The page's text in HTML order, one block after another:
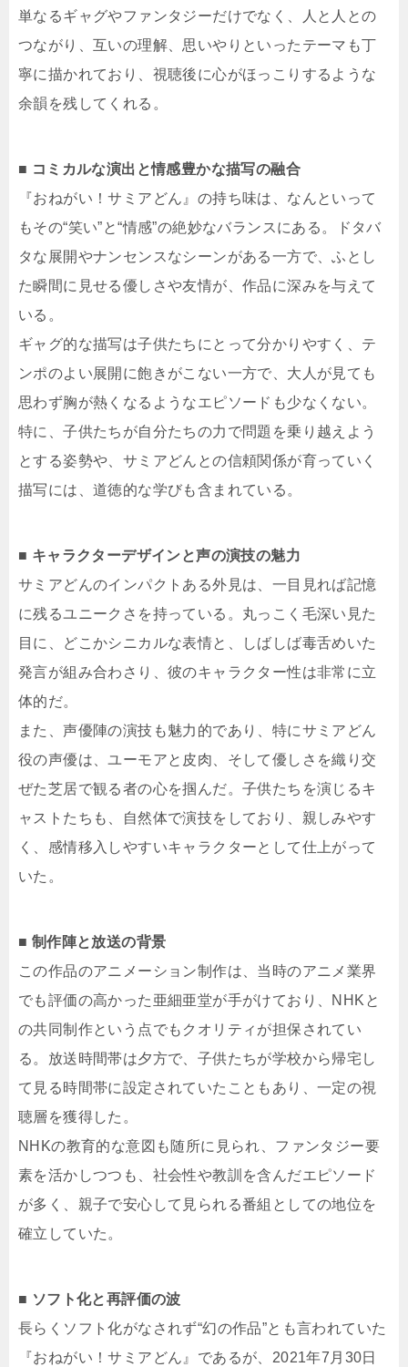
単なるギャグやファンタジーだけでなく、人と人との
つながり、互いの理解、思いやりといったテーマも丁
寧に描かれており、視聴後に心がほっこりするような
余韻を残してくれる。
■ コミカルな演出と情感豊かな描写の融合
『おねがい！サミアどん』の持ち味は、なんといって
もその“笑い”と“情感”の絶妙なバランスにある。ドタバ
タな展開やナンセンスなシーンがある一方で、ふとし
た瞬間に見せる優しさや友情が、作品に深みを与えて
いる。
ギャグ的な描写は子供たちにとって分かりやすく、テ
ンポのよい展開に飽きがこない一方で、大人が見ても
思わず胸が熱くなるようなエピソードも少なくない。
特に、子供たちが自分たちの力で問題を乗り越えよう
とする姿勢や、サミアどんとの信頼関係が育っていく
描写には、道徳的な学びも含まれている。
■ キャラクターデザインと声の演技の魅力
サミアどんのインパクトある外見は、一目見れば記憶
に残るユニークさを持っている。丸っこく毛深い見た
目に、どこかシニカルな表情と、しばしば毒舌めいた
発言が組み合わさり、彼のキャラクター性は非常に立
体的だ。
また、声優陣の演技も魅力的であり、特にサミアどん
役の声優は、ユーモアと皮肉、そして優しさを織り交
ぜた芝居で観る者の心を掴んだ。子供たちを演じるキ
ャストたちも、自然体で演技をしており、親しみやす
く、感情移入しやすいキャラクターとして仕上がって
いた。
■ 制作陣と放送の背景
この作品のアニメーション制作は、当時のアニメ業界
でも評価の高かった亜細亜堂が手がけており、NHKと
の共同制作という点でもクオリティが担保されてい
る。放送時間帯は夕方で、子供たちが学校から帰宅し
て見る時間帯に設定されていたこともあり、一定の視
聴層を獲得した。
NHKの教育的な意図も随所に見られ、ファンタジー要
素を活かしつつも、社会性や教訓を含んだエピソード
が多く、親子で安心して見られる番組としての地位を
確立していた。
■ ソフト化と再評価の波
長らくソフト化がなされず“幻の作品”とも言われていた
『おねがい！サミアどん』であるが、2021年7月30日